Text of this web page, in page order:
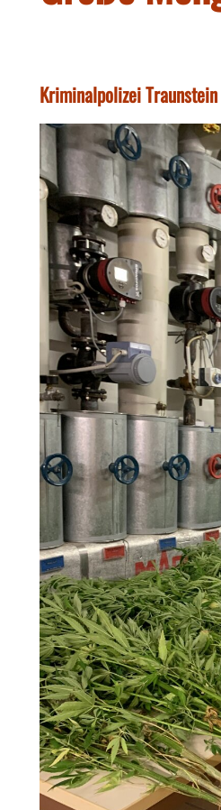
Kriminalpolizei